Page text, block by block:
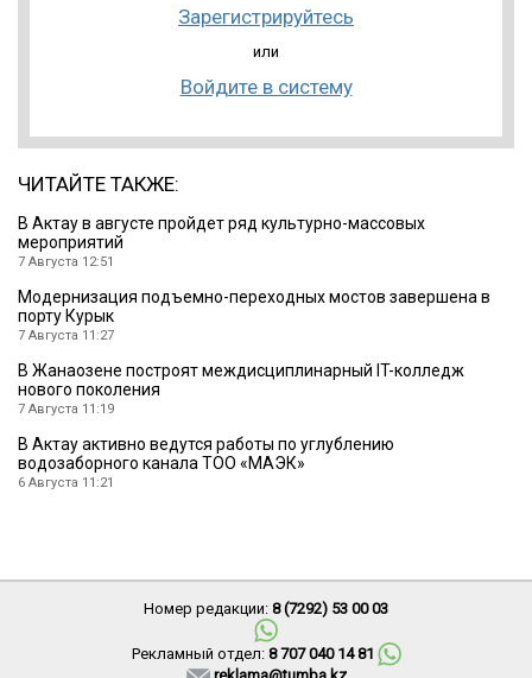
Зарегистрируйтесь
или
Войдите в систему
ЧИТАЙТЕ ТАКЖЕ:
В Актау в августе пройдет ряд культурно-массовых
мероприятий
7 Августа 12:51
Модернизация подъемно-переходных мостов завершена в
порту Курык
7 Августа 11:27
В Жанаозене построят междисциплинарный IT-колледж
нового поколения
7 Августа 11:19
В Актау активно ведутся работы по углублению
водозаборного канала ТОО «МАЭК»
6 Августа 11:21
Номер редакции: 8 (7292) 53 00 03
Рекламный отдел: 8 707 040 14 81